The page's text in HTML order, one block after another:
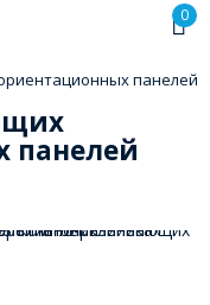
0
панелей
панелей